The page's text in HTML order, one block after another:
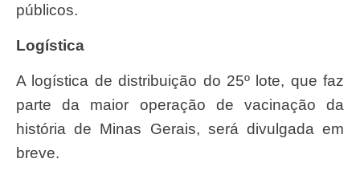
públicos.
Logística
A logística de distribuição do 25º lote, que faz
parte da maior operação de vacinação da
história de Minas Gerais, será divulgada em
breve.